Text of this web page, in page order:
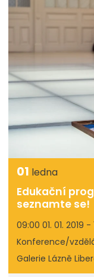
01 ledna
Edukační
seznamte se!
09:00 01. 01. 2019 -
Konference/
Galerie Lázně